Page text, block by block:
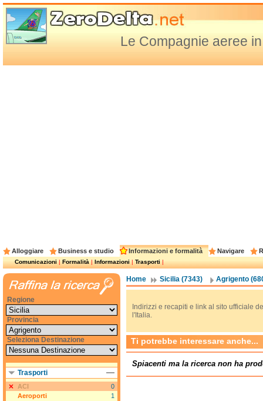
Le Compagnie aeree
Alloggiare Business e studio Informazioni e formalità Navigare
Comunicazioni|Formalità|Informazioni|Trasporti|
Home Sicilia (7343) Agrigento
Indirizzi e recapiti e link al sito ufficiale
l'Italia.
Ti potrebbe interessare anche...
Spiacenti ma la ricerca non ha
Regione
Provincia
Seleziona Destinazione
Trasporti
ACI
0
Aeroporti
1